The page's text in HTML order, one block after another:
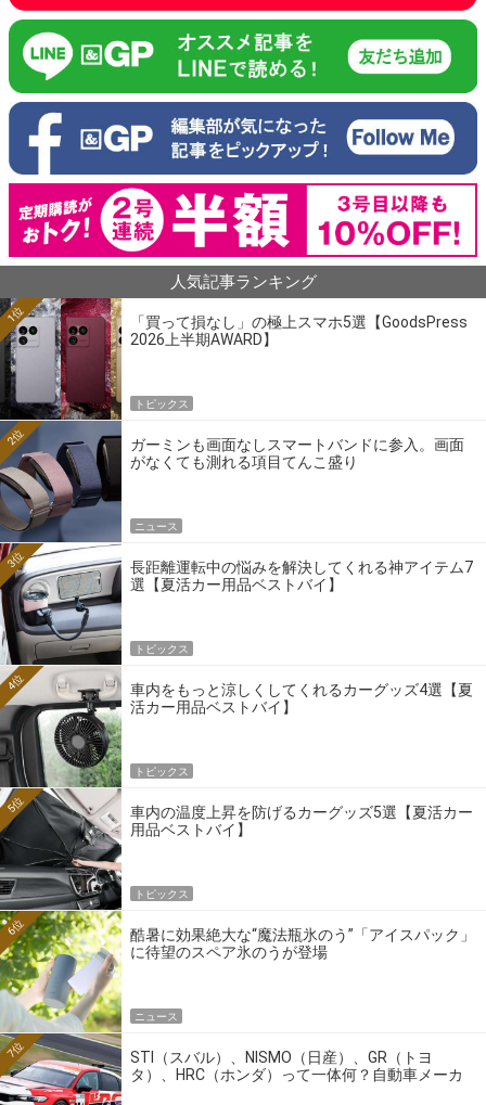
人気記事ランキング
「買って損なし」の極上スマホ5選【GoodsPress
2026上半期AWARD】
1位
トピックス
ガーミンも画面なしスマートバンドに参入。画面
がなくても測れる項目てんこ盛り
2位
ニュース
長距離運転中の悩みを解決してくれる神アイテム7
選【夏活カー用品ベストバイ】
3位
トピックス
車内をもっと涼しくしてくれるカーグッズ4選【夏
活カー用品ベストバイ】
4位
トピックス
車内の温度上昇を防げるカーグッズ5選【夏活カー
用品ベストバイ】
5位
トピックス
酷暑に効果絶大な“魔法瓶氷のう”「アイスパック」
に待望のスペア氷のうが登場
6位
ニュース
STI（スバル）、NISMO（日産）、GR（トヨ
タ）、HRC（ホンダ）って一体何？自動車メーカ
7位